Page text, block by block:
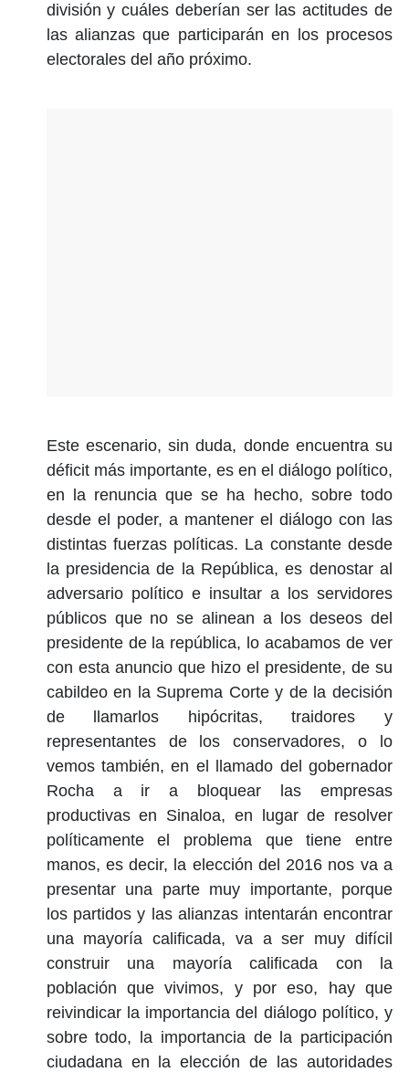
división y cuáles deberían ser las actitudes de
las alianzas que participarán en los procesos
electorales del año próximo.
Este escenario, sin duda, donde encuentra su
déficit más importante, es en el diálogo político,
en la renuncia que se ha hecho, sobre todo
desde el poder, a mantener el diálogo con las
distintas fuerzas políticas. La constante desde
la presidencia de la República, es denostar al
adversario político e insultar a los servidores
públicos que no se alinean a los deseos del
presidente de la república, lo acabamos de ver
con esta anuncio que hizo el presidente, de su
cabildeo en la Suprema Corte y de la decisión
de llamarlos hipócritas, traidores y
representantes de los conservadores, o lo
vemos también, en el llamado del gobernador
Rocha a ir a bloquear las empresas
productivas en Sinaloa, en lugar de resolver
políticamente el problema que tiene entre
manos, es decir, la elección del 2016 nos va a
presentar una parte muy importante, porque
los partidos y las alianzas intentarán encontrar
una mayoría calificada, va a ser muy difícil
construir una mayoría calificada con la
población que vivimos, y por eso, hay que
reivindicar la importancia del diálogo político, y
sobre todo, la importancia de la participación
ciudadana en la elección de las autoridades